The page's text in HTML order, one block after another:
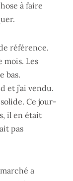
à faire
référence.
mois. Les
bas.
et j’ai vendu.
Ce jour-
il en était
pas
a